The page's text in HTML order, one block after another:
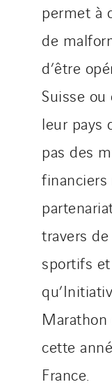
permet à
de
d’être
Suisse ou
leur pays
pas des
financiers
travers
sportifs
Marathon
cette
France.
SCIE Puy de
SDEL Atlantis
SDEL Navis
SDEL
SDEL Savoie
SDEL
SDEL
Sedam
SEDD
Service One
Seves
SKE-
Smart
Sotécnica
SparkEx®